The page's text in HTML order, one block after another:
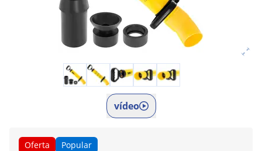
vídeo
Oferta Popular